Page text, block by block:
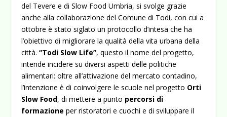
del Tevere e di Slow Food Umbria, si svolge grazie
anche alla collaborazione del Comune di Todi, con cui a
ottobre è stato siglato un protocollo d’intesa che ha
l’obiettivo di migliorare la qualità della vita urbana della
città.“Todi Slow Life”, questo il nome del progetto,
intende incidere su diversi aspetti delle politiche
alimentari: oltre all’attivazione del mercato contadino,
l’intenzione è di coinvolgere le scuole nel progetto Orti
Slow Food, di mettere a punto percorsi di
formazione per ristoratori e cuochi e di sviluppare il